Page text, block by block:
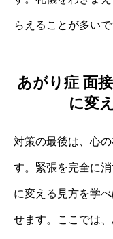
らえることが多いで
あがり症 面
に変
対策の最後は、心
す。緊張を完全に
に変える見方を学
せます。ここでは